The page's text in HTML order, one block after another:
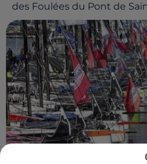
des Foulées du Pont de